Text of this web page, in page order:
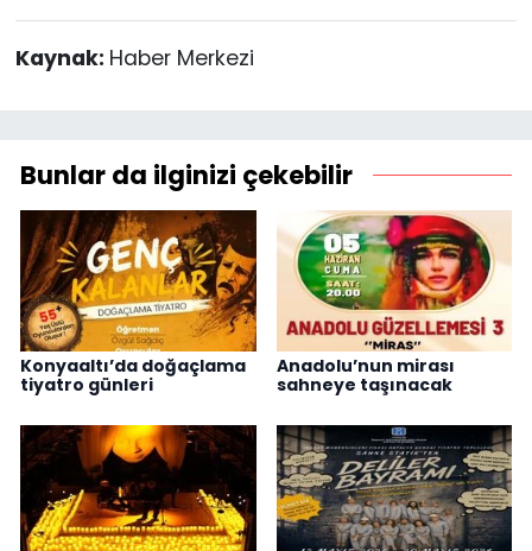
Kaynak: Haber Merkezi
Bunlar da ilginizi çekebilir
Konyaaltı’da doğaçlama
tiyatro günleri
Anadolu’nun mirası
sahneye taşınacak